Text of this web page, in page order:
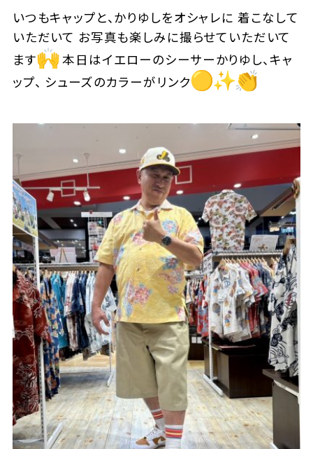
いつもキャップと、かりゆしをオシャレに 着こなして
いただいて お写真も楽しみに撮らせていただいて
ます
本日はイエローのシーサーかりゆし、キャ
ップ、 シューズのカラーがリンク